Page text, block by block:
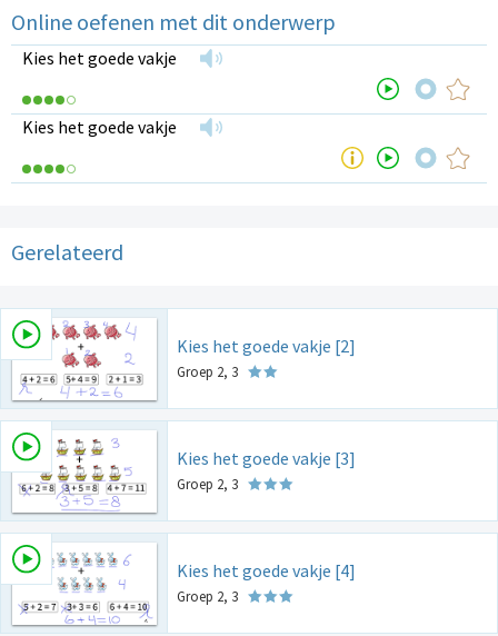
Online oefenen met dit onderwerp
Kies het goede vakje
Kies het goede vakje
Gerelateerd
Kies het goede vakje [2]
Groep 2, 3
Kies het goede vakje [3]
Groep 2, 3
Kies het goede vakje [4]
Groep 2, 3